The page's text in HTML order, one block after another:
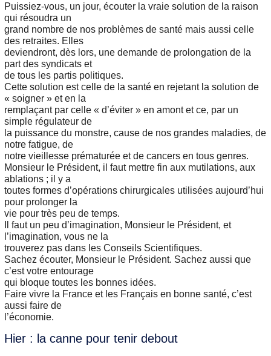
Puissiez-vous, un jour, écouter la vraie solution de la raison
qui résoudra un
grand nombre de nos problèmes de santé mais aussi celle
des retraites. Elles
deviendront, dès lors, une demande de prolongation de la
part des syndicats et
de tous les partis politiques.
Cette solution est celle de la santé en rejetant la solution de
« soigner » et en la
remplaçant par celle « d’éviter » en amont et ce, par un
simple régulateur de
la puissance du monstre, cause de nos grandes maladies, de
notre fatigue, de
notre vieillesse prématurée et de cancers en tous genres.
Monsieur le Président, il faut mettre fin aux mutilations, aux
ablations ; il y a
toutes formes d’opérations chirurgicales utilisées aujourd’hui
pour prolonger la
vie pour très peu de temps.
Il faut un peu d’imagination, Monsieur le Président, et
l’imagination, vous ne la
trouverez pas dans les Conseils Scientifiques.
Sachez écouter, Monsieur le Président. Sachez aussi que
c’est votre entourage
qui bloque toutes les bonnes idées.
Faire vivre la France et les Français en bonne santé, c’est
aussi faire de
l’économie.
Hier : la canne pour tenir debout